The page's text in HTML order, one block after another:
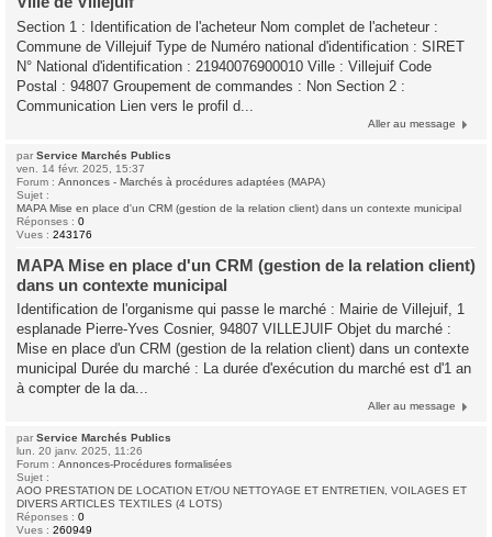
Section 1 : Identification de l'acheteur Nom complet de l'acheteur :
Commune de Villejuif Type de Numéro national d'identification : SIRET
N° National d'identification : 21940076900010 Ville : Villejuif Code
Postal : 94807 Groupement de commandes : Non Section 2 :
Communication Lien vers le profil d...
Aller au message
par Service Marchés Publics
ven. 14 févr. 2025, 15:37
Forum : Annonces - Marchés à procédures adaptées (MAPA)
Sujet :
MAPA Mise en place d'un CRM (gestion de la relation client) dans un contexte municipal
Réponses : 0
Vues : 243176
MAPA Mise en place d'un CRM (gestion de la relation client)
dans un contexte municipal
Identification de l'organisme qui passe le marché : Mairie de Villejuif, 1
esplanade Pierre-Yves Cosnier, 94807 VILLEJUIF Objet du marché :
Mise en place d'un CRM (gestion de la relation client) dans un contexte
municipal Durée du marché : La durée d'exécution du marché est d'1 an
à compter de la da...
Aller au message
par Service Marchés Publics
lun. 20 janv. 2025, 11:26
Forum : Annonces-Procédures formalisées
Sujet :
AOO PRESTATION DE LOCATION ET/OU NETTOYAGE ET ENTRETIEN, VOILAGES ET
DIVERS ARTICLES TEXTILES (4 LOTS)
Réponses : 0
Vues : 260949